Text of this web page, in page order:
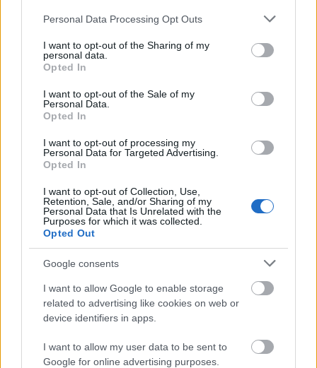
Please note that this website/app uses one or more Google
not limited to your visit or usage behaviour. You may click to
grant or deny consent to Google and its third-party tags to
use your data for below specified purposes in below Google
consent section.
Personal Data Processing Opt Outs
I want to opt-out of the Sharing of my
personal data.
Opted In
I want to opt-out of the Sale of my
Personal Data.
Opted In
I want to opt-out of processing my
Personal Data for Targeted Advertising.
Opted In
I want to opt-out of Collection, Use,
Retention, Sale, and/or Sharing of my
Personal Data that Is Unrelated with the
Purposes for which it was collected.
Opted Out
Google consents
I want to allow Google to enable storage
related to advertising like cookies on web or
device identifiers in apps.
I want to allow my user data to be sent to
Google for online advertising purposes.
Γιουβέντους
Μίλαν
Ίντερ
Μπάγερν Μονάχου
Παρί Σεν Ζερμέν
Ήταν 18 ετών όταν συνελήφθη για τον θάνατο του
συζύγου της, τον Μάιο του 2018, και
καταδικάστηκε σε κισάς - «ανταπόδοση με το ίδιο
μέτρο» - δηλαδή εκτέλεση δι’ απαγχονισμού, για
συμμετοχή στον φόνο του συζύγου της.